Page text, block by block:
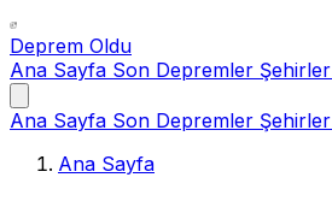
Deprem Oldu
Ana Sayfa Son Depremler Şehirler
Ana Sayfa Son Depremler Şehirler
Ana Sayfa